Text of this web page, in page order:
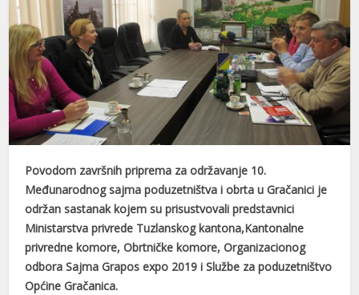
Povodom završnih priprema za održavanje 10.
Međunarodnog sajma poduzetništva i obrta u Gračanici je
održan sastanak kojem su prisustvovali predstavnici
Ministarstva privrede Tuzlanskog kantona,Kantonalne
privredne komore, Obrtničke komore, Organizacionog
odbora Sajma Grapos expo 2019 i Službe za poduzetništvo
Općine Gračanica.